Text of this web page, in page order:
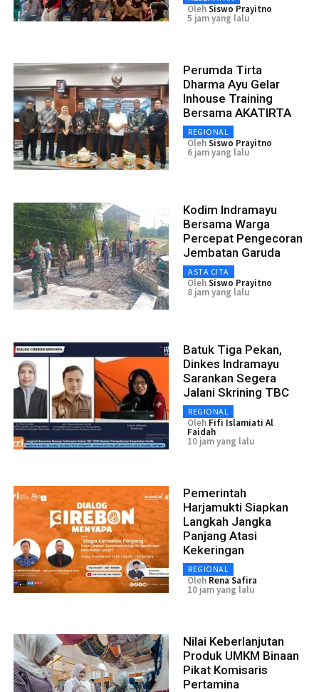
OlehSiswo Prayitno
5 jam yang lalu
Perumda Tirta
Dharma Ayu Gelar
Inhouse Training
Bersama AKATIRTA
REGIONAL
OlehSiswo Prayitno
6 jam yang lalu
Kodim Indramayu
Bersama Warga
Percepat Pengecoran
Jembatan Garuda
ASTA CITA
OlehSiswo Prayitno
8 jam yang lalu
Batuk Tiga Pekan,
Dinkes Indramayu
Sarankan Segera
Jalani Skrining TBC
REGIONAL
Oleh Fifi Islamiati Al
Faidah
10 jam yang lalu
Pemerintah
Harjamukti Siapkan
Langkah Jangka
Panjang Atasi
Kekeringan
REGIONAL
Oleh Rena Safira
10 jam yang lalu
Nilai Keberlanjutan
Produk UMKM Binaan
Pikat Komisaris
Pertamina